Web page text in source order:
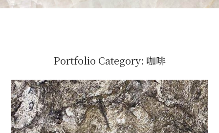
Portfolio Category: 咖啡
璀璨之星
咖啡 / 特殊 / 石材色系